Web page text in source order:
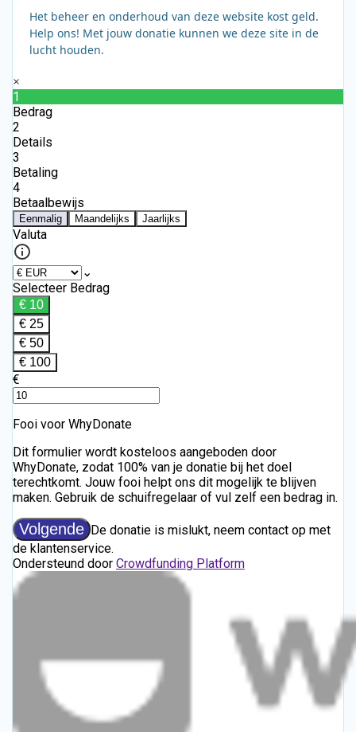
Het beheer en onderhoud van deze website kost geld.
Help ons! Met jouw donatie kunnen we deze site in de
lucht houden.